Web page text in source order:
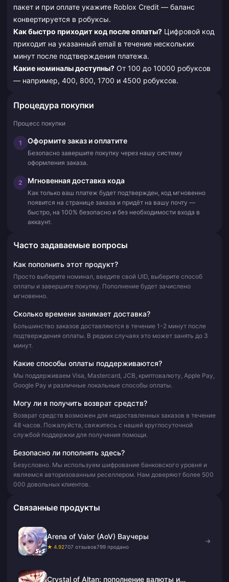
пакет и при оплате укажите Roblox Credit — баланс
конвертируется в робуксы.
Как быстро приходит код после оплаты? Цифровой код
приходит на указанный email в течение нескольких
минут после подтверждения платежа.
Какие номиналы доступны? От 100 до 10000 робуксов
— например, 400, 800, 1700 и 4500 робуксов.
Процедура покупки
Процесс покупки
1 Оформите заказ и оплатите
Безопасно завершите покупку через нашу систему
оформления заказа.
2 Мгновенная доставка кода
Как только ваш платеж будет подтвержден, код мгновенно
появится на странице заказа и придёт на вашу почту —
быстро, на 100% безопасно и без необходимости входа в
аккаунт.
Часто задаваемые вопросы
Как пополнить этот продукт?
Просто выберите номинал, введите свой UID, выберите способ
оплаты и завершите покупку. Пополнение будет зачислено
мгновенно.
Сколько времени занимает доставка?
Большинство заказов доставляются в течение 1-2 минут после
подтверждения оплаты. В редких случаях это может занять до 3
минут.
Какие способы оплаты поддерживаются?
Мы поддерживаем Visa, Mastercard, JCB, криптовалюту, Apple Pay,
Google Pay и различные локальные способы оплаты.
Могу ли я получить возврат средств?
Возврат средств возможен для недоставленных заказов в течение
48 часов. Пожалуйста, свяжитесь с нашей круглосуточной
службой поддержки для получения помощи.
Безопасно ли пополнять здесь?
Безусловно. Мы используем шифрование банковского уровня и
являемся авторизованным реселлером. Нам доверяют более 500
000 довольных клиентов.
Связанные продукты
Arena of Valor (AoV) Ваучеры
★ 4.92707 отзывов799 продано
→
Crystal of Altan: пополнение валюты и